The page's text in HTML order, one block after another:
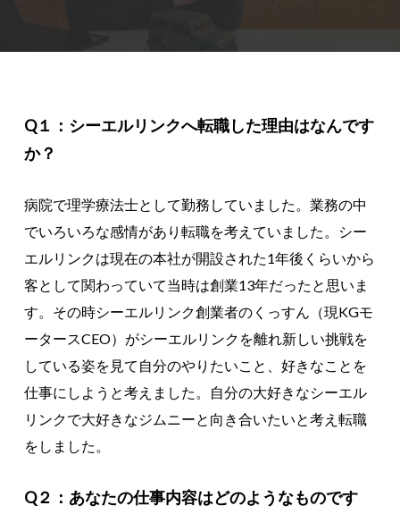
Q１：シーエルリンクへ転職した理由はなんです
か？
病院で理学療法士として勤務していました。業務の中
でいろいろな感情があり転職を考えていました。シー
エルリンクは現在の本社が開設された1年後くらいから
客として関わっていて当時は創業13年だったと思いま
す。その時シーエルリンク創業者のくっすん（現KGモ
ータースCEO）がシーエルリンクを離れ新しい挑戦を
している姿を見て自分のやりたいこと、好きなことを
仕事にしようと考えました。自分の大好きなシーエル
リンクで大好きなジムニーと向き合いたいと考え転職
をしました。
Q２：あなたの仕事内容はどのようなものです